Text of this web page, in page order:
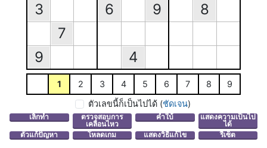
3
6 9
8
7
9
4
1 2 3 4 5 6 7 8
9
ตัวเลขนี้ก็เป็นไปได้ (ชัดเจน)